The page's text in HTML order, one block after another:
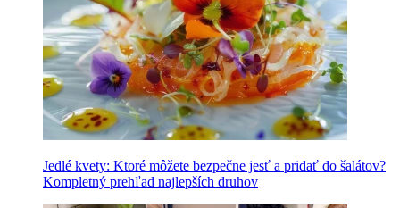
Jedlé kvety: Ktoré môžete bezpečne jesť a pridať do šalátov?
Kompletný prehľad najlepších druhov